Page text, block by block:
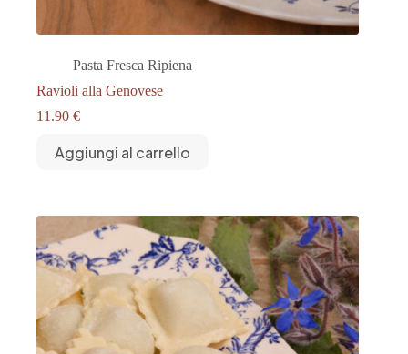
Pasta Fresca Ripiena
Ravioli alla Genovese
11.90 €
Aggiungi al carrello